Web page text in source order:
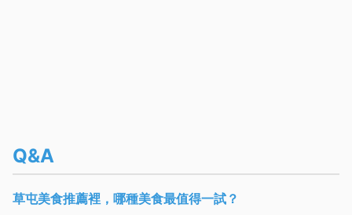
Q&A
草屯美食推薦裡，哪種美食最值得一試？